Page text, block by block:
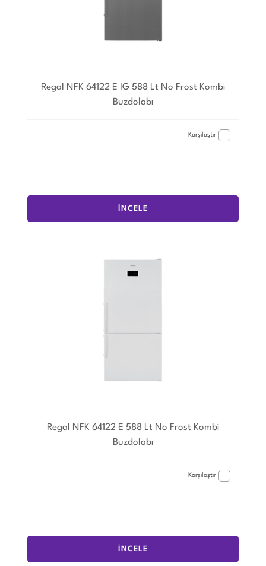
Regal NFK 64122 E IG 588 Lt No Frost Kombi
Buzdolabı
Karşılaştır
İNCELE
Regal NFK 64122 E 588 Lt No Frost Kombi
Buzdolabı
Karşılaştır
İNCELE